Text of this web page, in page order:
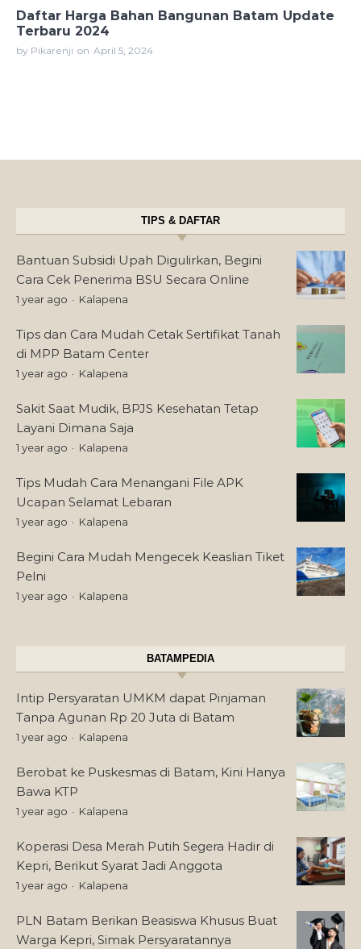
Daftar Harga Bahan Bangunan Batam Update
Terbaru 2024
by Pikarenji on April 5, 2024
TIPS & DAFTAR
Bantuan Subsidi Upah Digulirkan, Begini
Cara Cek Penerima BSU Secara Online
1 year ago Kalapena
Tips dan Cara Mudah Cetak Sertifikat Tanah
di MPP Batam Center
1 year ago Kalapena
Sakit Saat Mudik, BPJS Kesehatan Tetap
Layani Dimana Saja
1 year ago Kalapena
Tips Mudah Cara Menangani File APK
Ucapan Selamat Lebaran
1 year ago Kalapena
Begini Cara Mudah Mengecek Keaslian Tiket
Pelni
1 year ago Kalapena
BATAMPEDIA
Intip Persyaratan UMKM dapat Pinjaman
Tanpa Agunan Rp 20 Juta di Batam
1 year ago Kalapena
Berobat ke Puskesmas di Batam, Kini Hanya
Bawa KTP
1 year ago Kalapena
Koperasi Desa Merah Putih Segera Hadir di
Kepri, Berikut Syarat Jadi Anggota
1 year ago Kalapena
PLN Batam Berikan Beasiswa Khusus Buat
Warga Kepri, Simak Persyaratannya